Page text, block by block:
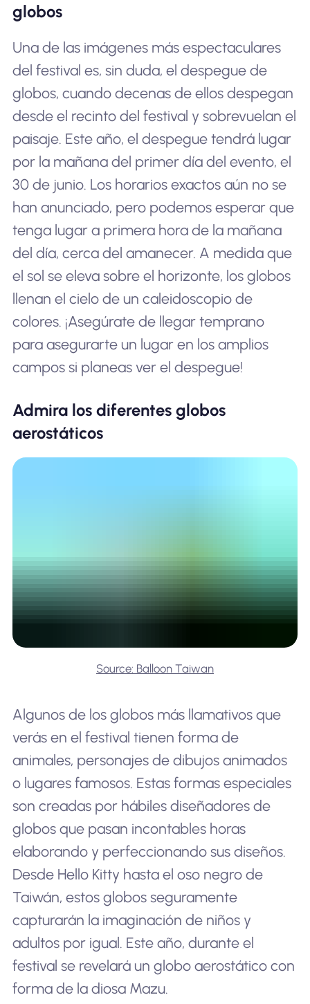
globos
Una de las imágenes más espectaculares
del festival es, sin duda, el despegue de
globos, cuando decenas de ellos despegan
desde el recinto del festival y sobrevuelan el
paisaje. Este año, el despegue tendrá lugar
por la mañana del primer día del evento, el
30 de junio. Los horarios exactos aún no se
han anunciado, pero podemos esperar que
tenga lugar a primera hora de la mañana
del día, cerca del amanecer. A medida que
el sol se eleva sobre el horizonte, los globos
llenan el cielo de un caleidoscopio de
colores. ¡Asegúrate de llegar temprano
para asegurarte un lugar en los amplios
campos si planeas ver el despegue!
Admira los diferentes globos
aerostáticos
Source: Balloon Taiwan
Algunos de los globos más llamativos que
verás en el festival tienen forma de
animales, personajes de dibujos animados
o lugares famosos. Estas formas especiales
son creadas por hábiles diseñadores de
globos que pasan incontables horas
elaborando y perfeccionando sus diseños.
Desde Hello Kitty hasta el oso negro de
Taiwán, estos globos seguramente
capturarán la imaginación de niños y
adultos por igual. Este año, durante el
festival se revelará un globo aerostático con
forma de la diosa Mazu.